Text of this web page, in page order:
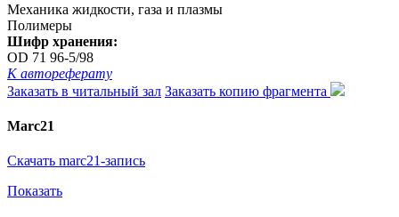
Механика жидкости, газа и плазмы
Полимеры
Шифр хранения:
OD 71 96-5/98
К автореферату
Заказать в читальный зал Заказать копию фрагмента
Marc21
Скачать marc21-запись
Показать